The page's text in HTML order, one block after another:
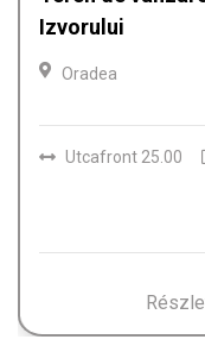
Kód : V4634 - P3235